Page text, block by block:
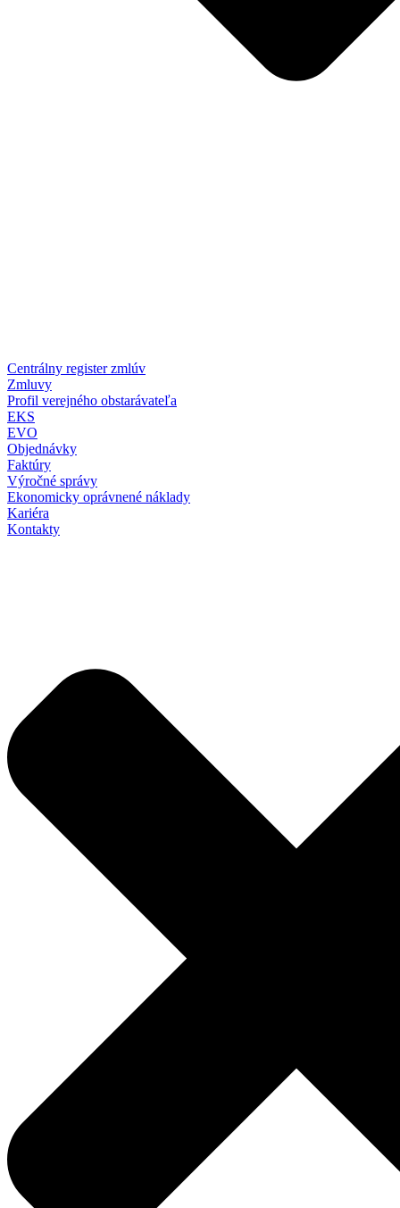
Centrálny register zmlúv
Zmluvy
Profil verejného obstarávateľa
EKS
EVO
Objednávky
Faktúry
Výročné správy
Ekonomicky oprávnené náklady
Kariéra
Kontakty